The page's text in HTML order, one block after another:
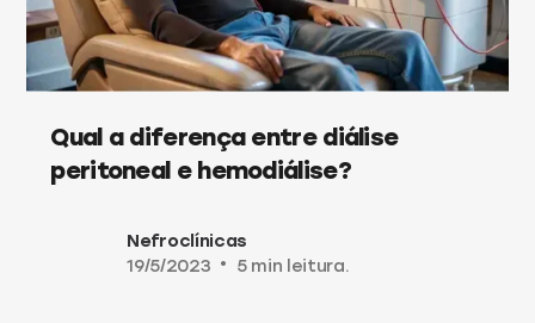
Qual a diferença entre diálise
peritoneal e hemodiálise?
Nefroclínicas
19/5/2023
• 5 min leitura.